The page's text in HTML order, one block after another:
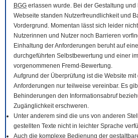
BGG erlassen wurde. Bei der Gestaltung
Webseite standen Nutzerfreundlichkeit und
Vordergrund. Momentan lässt sich leider
Nutzerinnen und Nutzer noch Barrieren
Einhaltung der Anforderungen beruht auf
durchgeführten Selbstbewertung und einer
vorgenommenen Fremd-Bewertung.
Aufgrund der Überprüfung ist die Website
Anforderungen nur teilweise vereinbar. Es
Behinderungen den Informationsabruf
Zugänglichkeit erschweren.
Unter anderem sind die uns von anderen
gestellten Texte nicht in leichter Sprache
Auch die komplexe Bedienung der